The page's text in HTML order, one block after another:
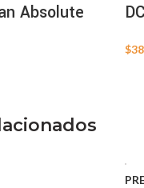
Absolute
$